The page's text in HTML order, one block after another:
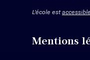
L'école est
Mentions